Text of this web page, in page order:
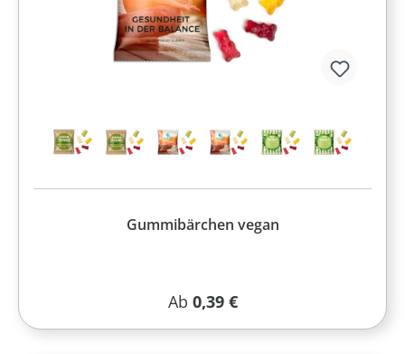
Gummibärchen vegan
Regulärer Preis:
Ab 0,39 €